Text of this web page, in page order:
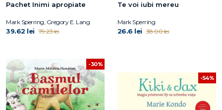
Pachet Inimi apropiate
Mark Sperring, Gregory E. Lang
39.62 lei 79.23 lei
Te voi iubi mereu
Mark Sperring
26.6 lei 38.00 lei
-30%
-54%